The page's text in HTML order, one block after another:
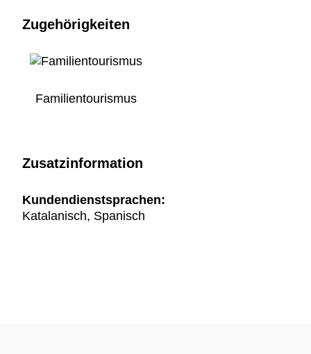
Zugehörigkeiten
Familientourismus
Zusatzinformation
Kundendienstsprachen:
Katalanisch, Spanisch